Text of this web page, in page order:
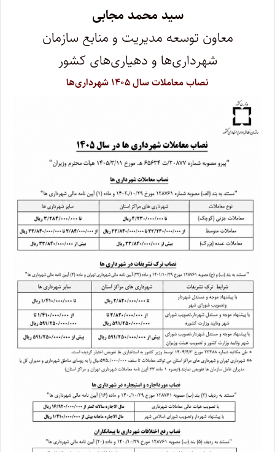
سید محمد مجابی
معاون توسعه مدیریت و منابع سازمان
شهرداری‌ها و دهیاری‌های کشور
نصاب معاملات سال ۱۴۰۵ شهرداری‌ها